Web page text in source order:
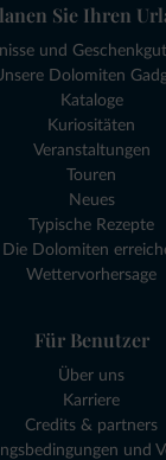
Sie Ihren
und
Dolomiten
Kataloge
Kuriositäten
Veranstaltungen
Touren
Neues
Typische Rezepte
Die Dolomiten
Wettervorhersage
Für Benutzer
Über uns
Karriere
Credits & partners
und